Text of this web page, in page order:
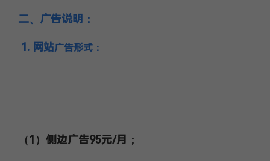
二、广告说明 ：
1. 网站广告形式：
（1）侧边广告95元/月 ；